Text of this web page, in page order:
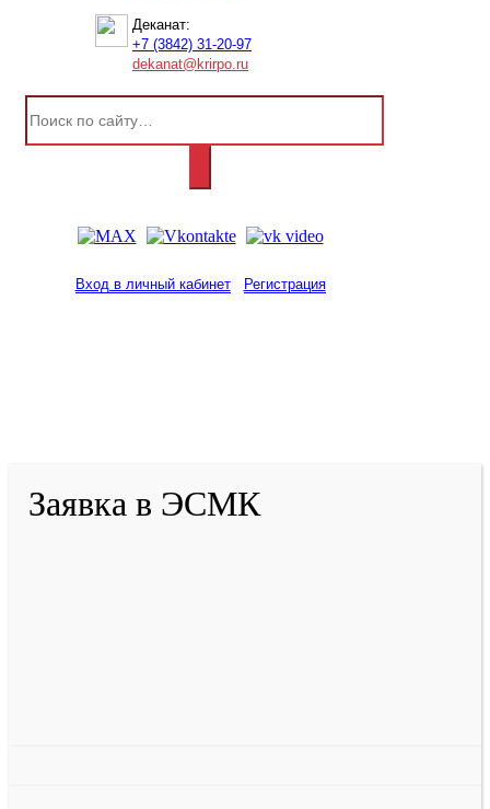
Деканат:
+7 (3842) 31-20-97
dekanat@krirpo.ru
Вход в личный кабинет Регистрация
Заявка в ЭСМК